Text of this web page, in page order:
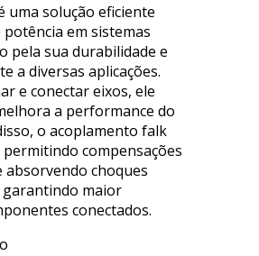
uma solução eficiente
em sistemas
pela sua durabilidade e
a diversas aplicações.
e conectar eixos, ele
a performance do
o acoplamento falk
compensações
absorvendo choques
maior
conectados.